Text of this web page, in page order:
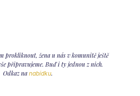
prokliknout, žena u nás v komunitě ještě
připravujeme. Buď i ty jednou z nich.
Odkaz na nabídku.